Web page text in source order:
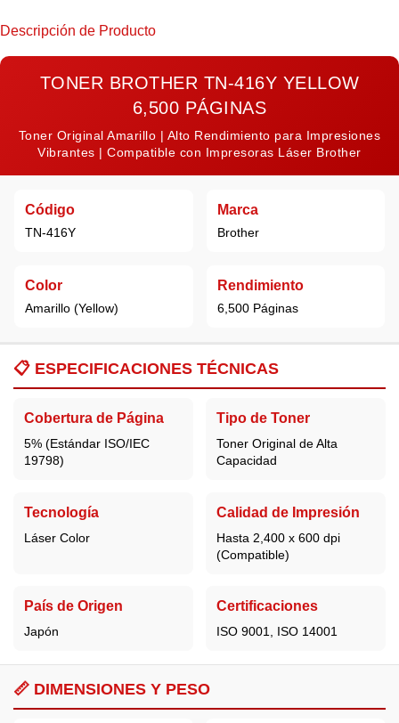
Descripción de Producto
TONER BROTHER TN-416Y YELLOW
6,500 PÁGINAS
Toner Original Amarillo | Alto Rendimiento para Impresiones
Vibrantes | Compatible con Impresoras Láser Brother
Código
TN-416Y
Marca
Brother
Color
Amarillo (Yellow)
Rendimiento
6,500 Páginas
📋 ESPECIFICACIONES TÉCNICAS
Cobertura de Página
5% (Estándar ISO/IEC
19798)
Tipo de Toner
Toner Original de Alta
Capacidad
Tecnología
Láser Color
Calidad de Impresión
Hasta 2,400 x 600 dpi
(Compatible)
País de Origen
Japón
Certificaciones
ISO 9001, ISO 14001
📏 DIMENSIONES Y PESO